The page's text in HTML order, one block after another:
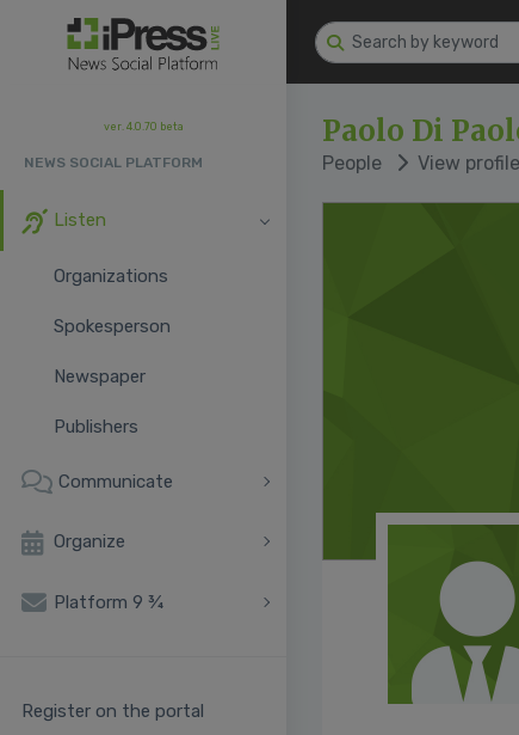
ver. 4.0.70 beta
NEWS SOCIAL PLATFORM
Listen
Organizations
Spokesperson
Newspaper
Publishers
Communicate
Organize
Platform 9 ¾
Register on the portal
Paolo Di
People View profile